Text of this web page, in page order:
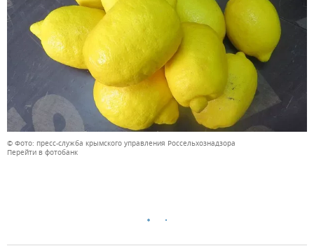
© Фото: пресс-служба крымского управления Россельхознадзора
Перейти в фотобанк